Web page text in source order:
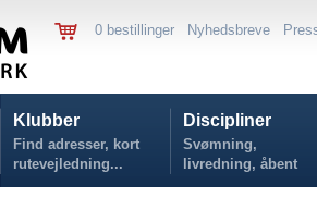
0 bestillinger Nyhedsbreve
Klubber
Find adresser, kort
rutevejledning...
Discipliner
Svømning,
livredning, åbent
vand...